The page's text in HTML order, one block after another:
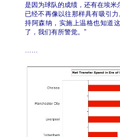
是因为球队的成绩，还有在埃米
已经不再像以往那样具有吸引
持阿森纳，实施上温格也知道
了，我们有所警觉。”